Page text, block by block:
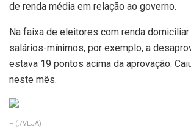
de renda média em relação ao governo.
Na faixa de eleitores com renda domiciliar
salários-mínimos, por exemplo, a
estava 19 pontos acima da aprovação.
neste mês.
– (./VEJA)